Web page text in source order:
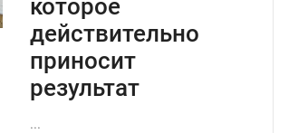
которое
действительно
приносит
результат
...